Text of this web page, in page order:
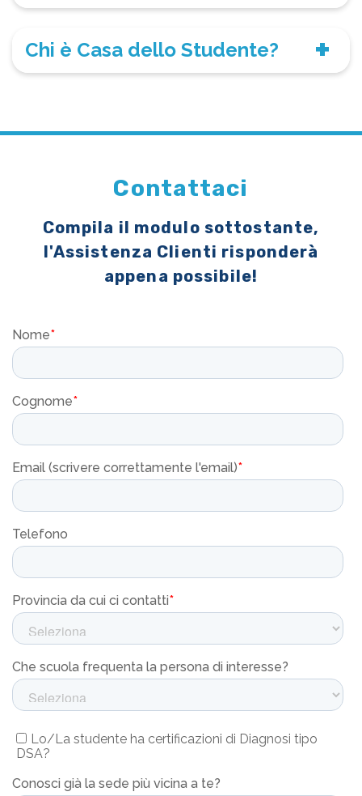
Chi è Casa dello Studente?
Contattaci
Compila il modulo sottostante,
l'Assistenza Clienti risponderà
appena possibile!